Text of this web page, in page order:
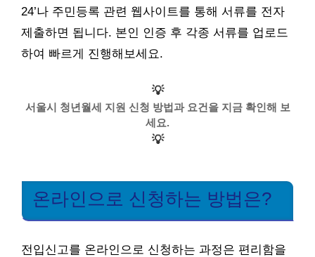
24’나 주민등록 관련 웹사이트를 통해 서류를 전자
제출하면 됩니다. 본인 인증 후 각종 서류를 업로드
하여 빠르게 진행해보세요.
💡
서울시 청년월세 지원 신청 방법과 요건을 지금 확인해 보
세요.
💡
온라인으로 신청하는 방법은?
전입신고를 온라인으로 신청하는 과정은 편리함을